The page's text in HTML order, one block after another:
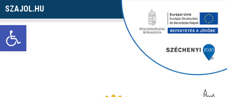
Eszköztár megnyitása
SZAJOL.HU